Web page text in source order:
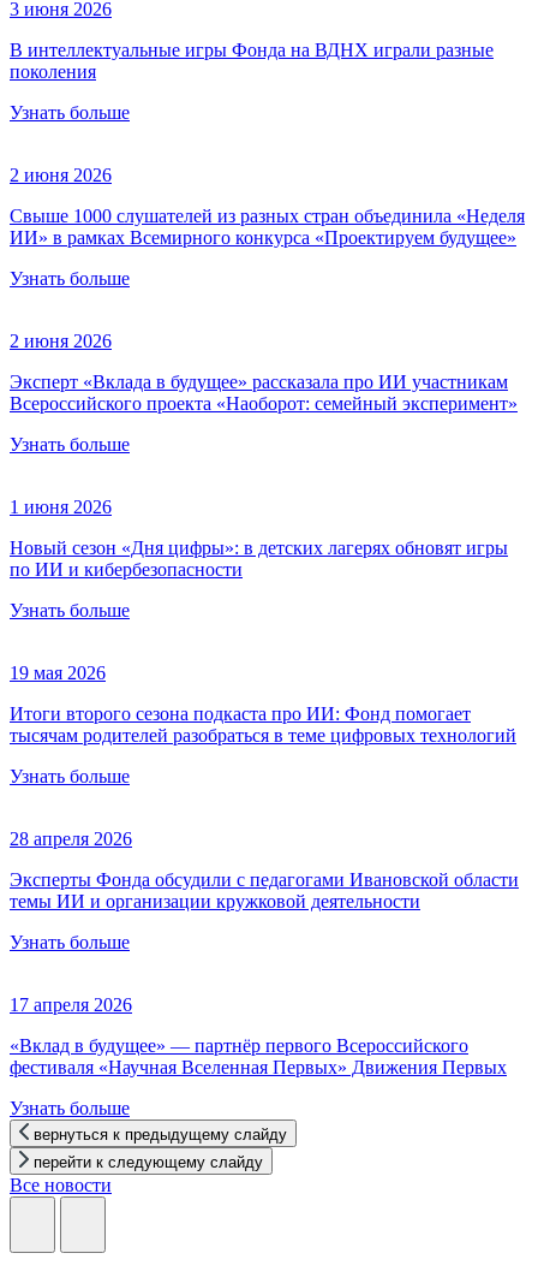
3 июня 2026
В интеллектуальные игры Фонда на ВДНХ играли разные
поколения
Узнать больше
2 июня 2026
Свыше 1000 слушателей из разных стран объединила «Неделя
ИИ» в рамках Всемирного конкурса «Проектируем будущее»
Узнать больше
2 июня 2026
Эксперт «Вклада в будущее» рассказала про ИИ участникам
Всероссийского проекта «Наоборот: семейный эксперимент»
Узнать больше
1 июня 2026
Новый сезон «Дня цифры»: в детских лагерях обновят игры
по ИИ и кибербезопасности
Узнать больше
19 мая 2026
Итоги второго сезона подкаста про ИИ: Фонд помогает
тысячам родителей разобраться в теме цифровых технологий
Узнать больше
28 апреля 2026
Эксперты Фонда обсудили с педагогами Ивановской области
темы ИИ и организации кружковой деятельности
Узнать больше
17 апреля 2026
«Вклад в будущее» — партнёр первого Всероссийского
фестиваля «Научная Вселенная Первых» Движения Первых
Узнать больше
вернуться к предыдущему слайду
перейти к следующему слайду
Все новости